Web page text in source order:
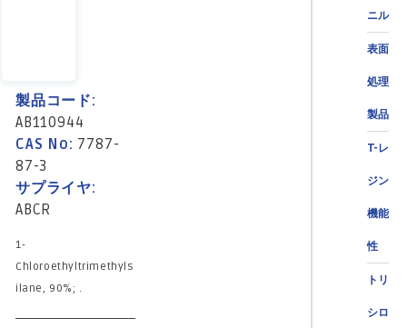
ニル
表面
処理
製品
T-レ
ジン
機能
性
トリ
シロ
製品コード:
AB110944
CAS No: 7787-
87-3
サプライヤ:
ABCR
1-
Chloroethyltrimethyls
ilane, 90%; .